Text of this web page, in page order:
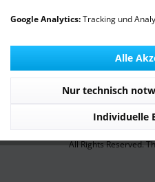
Service Hotline
Unsere Communitys
All Rights Reserved.
Google Analytics:Tracking und
Individuelle
Nur technisch
Alle